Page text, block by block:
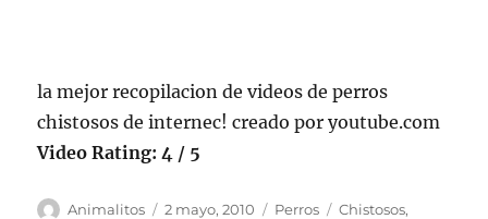
la mejor recopilacion de videos de perros
chistosos de internec! creado por youtube.com
Video Rating: 4 / 5
Autor
Animalitos
Publicado
2 mayo, 2010 Categorías
Perros Etiquetas
Chistosos,